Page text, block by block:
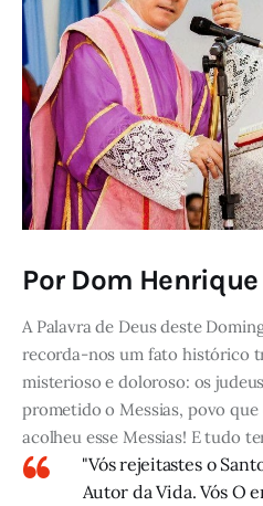
Por Dom
A Palavra de Deus deste
recorda-nos um fato histórico
misterioso e doloroso: os
prometido o Messias, povo que
acolheu esse Messias! E tudo
"Vós rejeitastes o
Autor da Vida. Vós O